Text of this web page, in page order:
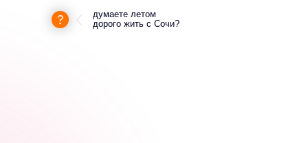
думаете летом
дорого жить с Сочи?